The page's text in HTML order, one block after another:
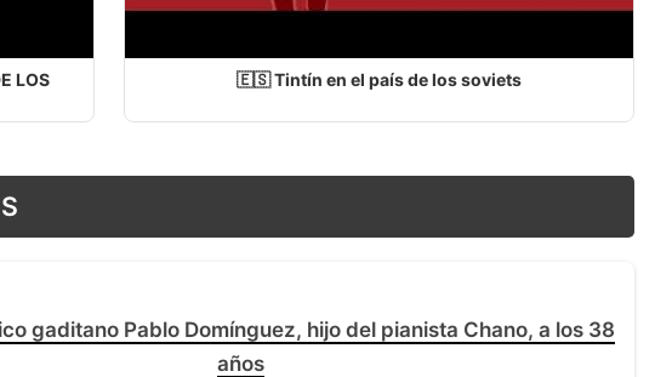
LOS
🇪🇸 Tintín en el país de los soviets
gaditano Pablo Domínguez, hijo del pianista Chano, a los 38
años